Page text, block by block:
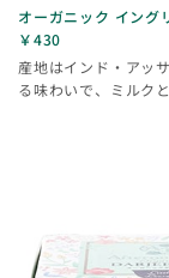
オーガニック イング
￥430
産地はインド・アッ
る味わいで、ミルク